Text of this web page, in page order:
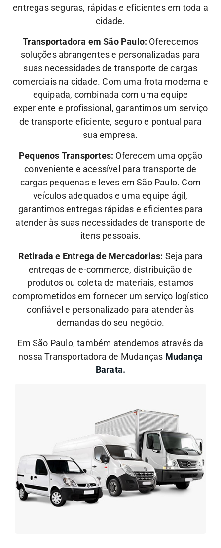
entregas seguras, rápidas e eficientes em toda a
cidade.
Transportadora em São Paulo: Oferecemos
soluções abrangentes e personalizadas para
suas necessidades de transporte de cargas
comerciais na cidade. Com uma frota moderna e
equipada, combinada com uma equipe
experiente e profissional, garantimos um serviço
de transporte eficiente, seguro e pontual para
sua empresa.
Pequenos Transportes: Oferecem uma opção
conveniente e acessível para transporte de
cargas pequenas e leves em São Paulo. Com
veículos adequados e uma equipe ágil,
garantimos entregas rápidas e eficientes para
atender às suas necessidades de transporte de
itens pessoais.
Retirada e Entrega de Mercadorias: Seja para
entregas de e-commerce, distribuição de
produtos ou coleta de materiais, estamos
comprometidos em fornecer um serviço logístico
confiável e personalizado para atender às
demandas do seu negócio.
Em São Paulo, também atendemos através da
nossa Transportadora de Mudanças Mudança
Barata.